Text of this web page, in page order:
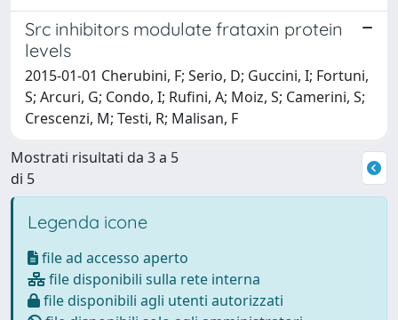
Src inhibitors modulate frataxin protein
levels
2015-01-01 Cherubini, F; Serio, D; Guccini, I; Fortuni,
S; Arcuri, G; Condo, I; Rufini, A; Moiz, S; Camerini, S;
Crescenzi, M; Testi, R; Malisan, F
Mostrati risultati da 3 a 5
di 5
Legenda icone
file ad accesso aperto
file disponibili sulla rete interna
file disponibili agli utenti autorizzati